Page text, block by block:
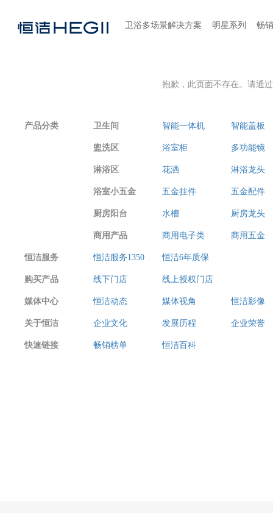
卫浴多场景解决方案 明星系列 畅
抱歉，此页面不存在。请通
产品分类 卫生间 智能一体机 智能盖板
盥洗区 浴室柜 多功能镜
淋浴区 花洒 淋浴龙头
浴室小五金 五金挂件 五金配件
厨房阳台 水槽 厨房龙头
商用产品 商用电子类 商用五金
恒洁服务 恒洁服务1350 恒洁6年质保
购买产品 线下门店 线上授权门店
媒体中心 恒洁动态 媒体视角 恒洁影像
关于恒洁 企业文化 发展历程 企业荣誉
快速链接 畅销榜单 恒洁百科